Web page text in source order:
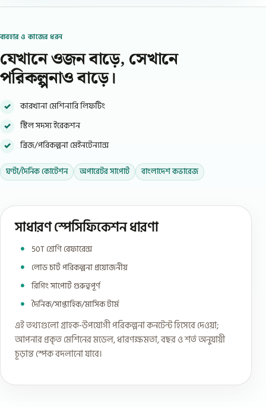
ব্যবহার ও কাজের ধরন
যেখানে ওজন বাড়ে, সেখানে
পরিকল্পনাও বাড়ে।
কারখানা মেশিনারি লিফটিং
স্টিল সদস্য ইরেকশন
ব্রিজ/পরিকল্পনা মেইনটেন্যান্স
ঘণ্টা/দৈনিক কোটেশন অপারেটর সাপোর্ট বাংলাদেশ কভারেজ
সাধারণ স্পেসিফিকেশন ধারণা
50T শ্রেণি রেফারেন্স
লোড চার্ট পরিকল্পনা প্রয়োজনীয়
রিগিং সাপোর্ট গুরুত্বপূর্ণ
দৈনিক/সাপ্তাহিক/মাসিক টার্ম
এই তথ্যগুলো গ্রাহক-উপযোগী পরিকল্পনা কনটেন্ট হিসেবে দেওয়া;
আপনার প্রকৃত মেশিনের মডেল, ধারণক্ষমতা, বছর ও শর্ত অনুযায়ী
চূড়ান্ত স্পেক বদলানো যাবে।